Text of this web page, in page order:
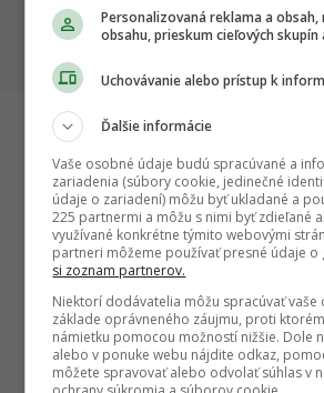
projektov
dôležité
Startitup
Personalizovaná reklama a obsah,
obsahu, prieskum cieľových skupín
Uchovávanie alebo prístup k
Ďalšie informácie
Vaše osobné údaje budú spracúvané a
zariadenia (súbory cookie, jedinečné
údaje o zariadení) môžu byť ukladané a
225 partnermi a môžu s nimi byť zdieľané
využívané konkrétne týmito webovými
partneri môžeme používať presné údaje o
si zoznam partnerov.
Niektorí dodávatelia môžu spracúvať vaše
základe oprávneného záujmu, proti
námietku pomocou možností nižšie. Dole
alebo v ponuke webu nájdite odkaz,
môžete spravovať alebo odvolať súhlas v